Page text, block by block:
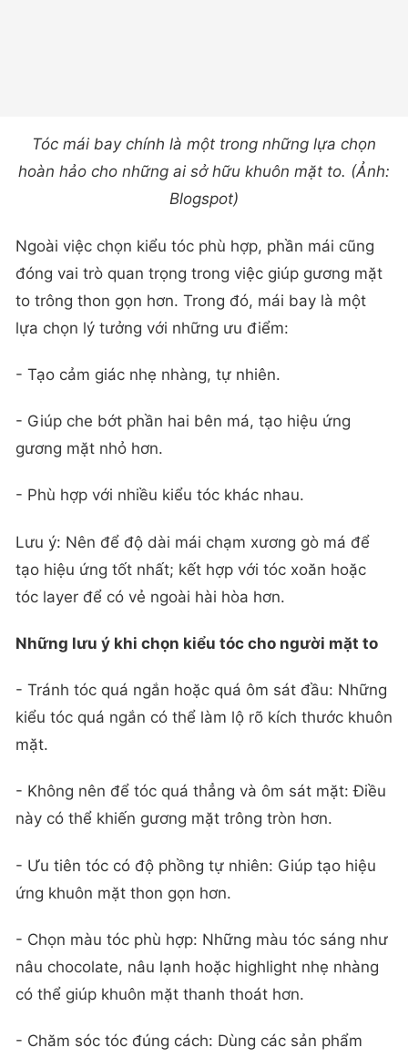
Tóc mái bay chính là một trong những lựa chọn
hoàn hảo cho những ai sở hữu khuôn mặt to. (Ảnh:
Blogspot)
Ngoài việc chọn kiểu tóc phù hợp, phần mái cũng
đóng vai trò quan trọng trong việc giúp gương mặt
to trông thon gọn hơn. Trong đó, mái bay là một
lựa chọn lý tưởng với những ưu điểm:
- Tạo cảm giác nhẹ nhàng, tự nhiên.
- Giúp che bớt phần hai bên má, tạo hiệu ứng
gương mặt nhỏ hơn.
- Phù hợp với nhiều kiểu tóc khác nhau.
Lưu ý: Nên để độ dài mái chạm xương gò má để
tạo hiệu ứng tốt nhất; kết hợp với tóc xoăn hoặc
tóc layer để có vẻ ngoài hài hòa hơn.
Những lưu ý khi chọn kiểu tóc cho người mặt to
- Tránh tóc quá ngắn hoặc quá ôm sát đầu: Những
kiểu tóc quá ngắn có thể làm lộ rõ kích thước khuôn
mặt.
- Không nên để tóc quá thẳng và ôm sát mặt: Điều
này có thể khiến gương mặt trông tròn hơn.
- Ưu tiên tóc có độ phồng tự nhiên: Giúp tạo hiệu
ứng khuôn mặt thon gọn hơn.
- Chọn màu tóc phù hợp: Những màu tóc sáng như
nâu chocolate, nâu lạnh hoặc highlight nhẹ nhàng
có thể giúp khuôn mặt thanh thoát hơn.
- Chăm sóc tóc đúng cách: Dùng các sản phẩm